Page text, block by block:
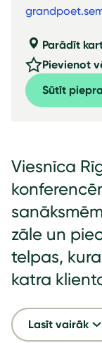
Parādīt
Pievienot
Sūtīt
Viesnīca
zāle un
telpas,
katra
Lasīt vairāk